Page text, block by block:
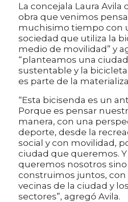
La concejala Laura Avila
obra que venimos
muchisimo tiempo con
sociedad que utiliza la
medio de movilidad” y
“planteamos una
sustentable y la
es parte de la
“Esta bicisenda es un
Porque es pensar
manera, con una
deporte, desde la
social y con movilidad,
ciudad que queremos.
queremos nosotros
construimos juntos, con
vecinas de la ciudad y
sectores”, agregó Avila.